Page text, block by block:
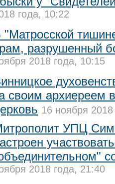
года, 10:22
"Матросской
разрушенный
2018 года, 10:15
своим архиереем
16 ноября
УПЦ
2018 года, 21:40